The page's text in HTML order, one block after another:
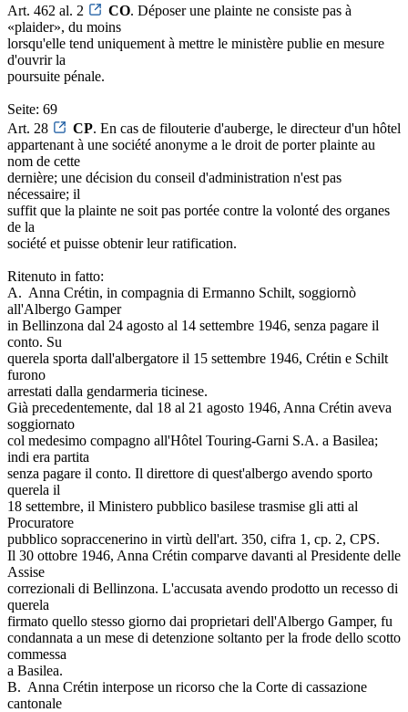
Art. 462 al. 2
CO. Déposer une plainte ne consiste pas à
«plaider», du moins
lorsqu'elle tend uniquement à mettre le ministère publie en mesure
d'ouvrir la
poursuite pénale.
Seite: 69
Art. 28
CP. En cas de filouterie d'auberge, le directeur d'un hôtel
appartenant à une société anonyme a le droit de porter plainte au
nom de cette
dernière; une décision du conseil d'administration n'est pas
nécessaire; il
suffit que la plainte ne soit pas portée contre la volonté des organes
de la
société et puisse obtenir leur ratification.
Ritenuto in fatto:
A. ­ Anna Crétin, in compagnia di Ermanno Schilt, soggiornò
all'Albergo Gamper
in Bellinzona dal 24 agosto al 14 settembre 1946, senza pagare il
conto. Su
querela sporta dall'albergatore il 15 settembre 1946, Crétin e Schilt
furono
arrestati dalla gendarmeria ticinese.
Già precedentemente, dal 18 al 21 agosto 1946, Anna Crétin aveva
soggiornato
col medesimo compagno all'Hôtel Touring-Garni S.A. a Basilea;
indi era partita
senza pagare il conto. Il direttore di quest'albergo avendo sporto
querela il
18 settembre, il Ministero pubblico basilese trasmise gli atti al
Procuratore
pubblico sopraccenerino in virtù dell'art. 350, cifra 1, cp. 2, CPS.
Il 30 ottobre 1946, Anna Crétin comparve davanti al Presidente delle
Assise
correzionali di Bellinzona. L'accusata avendo prodotto un recesso di
querela
firmato quello stesso giorno dai proprietari dell'Albergo Gamper, fu
condannata a un mese di detenzione soltanto per la frode dello scotto
commessa
a Basilea.
B. ­ Anna Crétin interpose un ricorso che la Corte di cassazione
cantonale